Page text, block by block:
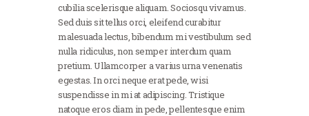
cubilia scelerisque aliquam. Sociosqu vivamus.
Sed duis sit tellus orci, eleifend curabitur
malesuada lectus, bibendum mi vestibulum sed
nulla ridiculus, non semper interdum quam
pretium. Ullamcorper a varius urna venenatis
egestas. In orci neque erat pede, wisi
suspendisse in mi at adipiscing. Tristique
natoque eros diam in pede, pellentesque enim